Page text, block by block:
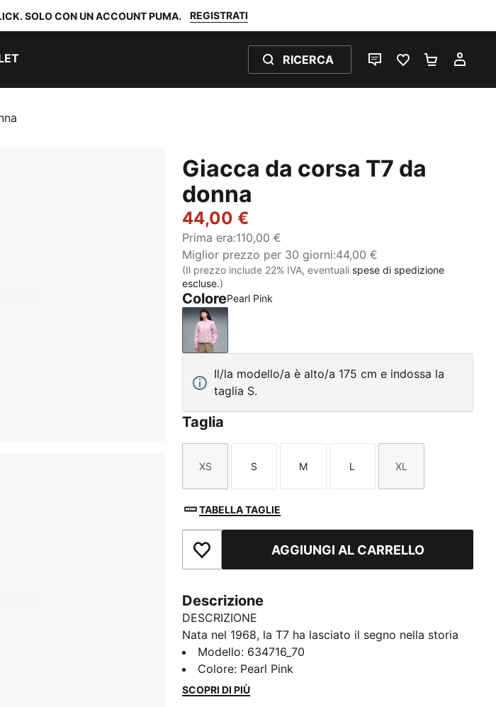
SOLO CON UN ACCOUNT PUMA. REGISTRATI
RICERCA
CHAT PREFERITI 0
Giacca da corsa T7 da
donna
44,00 €
Prima era:110,00 €
Miglior prezzo per 30 giorni:44,00 €
(Il prezzo include 22% IVA, eventuali spese di spedizione
escluse.)
ColorePearl Pink
Pearl Pink
Il/la modello/a è alto/a 175 cm e indossa la
taglia S.
Taglia
Taglia
XS
Taglia
S
Taglia
M
Taglia
L
Taglia
XL
TABELLA TAGLIE
Aggiungi ai PreferitiAGGIUNGI AL CARRELLO
Descrizione
DESCRIZIONE
Nata nel 1968, la T7 ha lasciato il segno nella storia
dello streetwear. Con i suoi caratteristici pannelli
laterali, le linee pulite e l'inconfondibile DNA PUMA, la
T7 ha raggiunto lo status di icona. Questa stagione
Modello: 634716_70
Colore: Pearl Pink
SCOPRI DI PIÙ